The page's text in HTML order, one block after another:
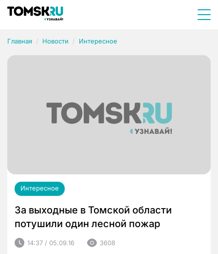
Главная Новости Интересное
Интересное
За выходные в Томской области
потушили один лесной пожар
14:37 / 05.09.16 3608